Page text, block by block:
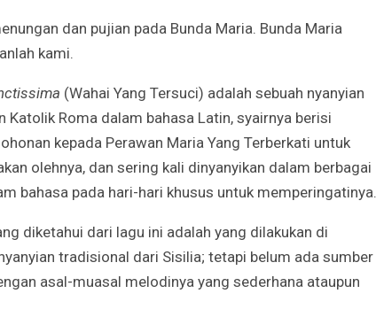
dan pujian pada Bunda Maria. Bunda Maria
kami.
(Wahai Yang Tersuci) adalah sebuah nyanyian
Katolik Roma dalam bahasa Latin, syairnya berisi
kepada Perawan Maria Yang Terberkati untuk
olehnya, dan sering kali dinyanyikan dalam berbagai
bahasa pada hari-hari khusus untuk memperingatinya.
diketahui dari lagu ini adalah yang dilakukan di
tradisional dari Sisilia; tetapi belum ada sumber
asal-muasal melodinya yang sederhana ataupun